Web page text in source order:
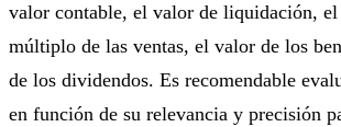
valor contable, el valor de liquidación,
múltiplo de las ventas, el valor de los
de los dividendos. Es recomendable
en función de su relevancia y precisión